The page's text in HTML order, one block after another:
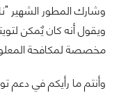
وشارك المطور الشهير
ويقول أنه كان يٌمكن
مخصصة لمكافحة
وأنتم ما رأيكم في دعم